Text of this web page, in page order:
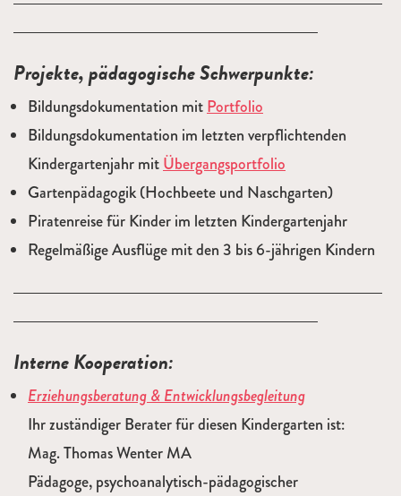
Projekte, pädagogische Schwerpunkte:
Bildungsdokumentation mitPortfolio
Bildungsdokumentation im letzten verpflichtenden
Kindergartenjahr mitÜbergangsportfolio
Gartenpädagogik (Hochbeete und Naschgarten)
Piratenreise für Kinder im letzten Kindergartenjahr
Regelmäßige Ausflüge mit den 3 bis 6-jährigen Kindern
Interne Kooperation:
Erziehungsberatung & Entwicklungsbegleitung
Ihr zuständiger Berater für diesen Kindergarten ist:
Mag. Thomas Wenter MA
Pädagoge, psychoanalytisch-pädagogischer